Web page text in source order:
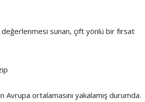
sunan, çift yönlü bir fırsat
Avrupa ortalamasını yakalamış durumda.